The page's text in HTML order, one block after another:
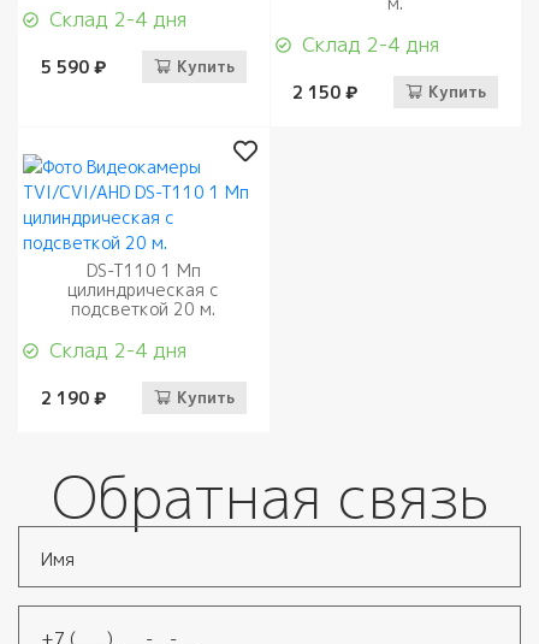
Склад 2-4 дня
5 590 ₽ Купить
Склад 2-4 дня
2 150 ₽ Купить
DS-T110 1 Мп
цилиндрическая с
подсветкой 20 м.
Склад 2-4 дня
2 190 ₽ Купить
Обратная связь